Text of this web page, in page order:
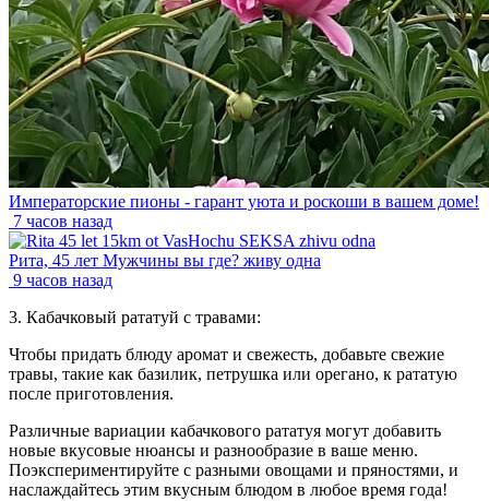
Императорские пионы - гарант уюта и роскоши в вашем доме!
7 часов назад
Рита, 45 лет Мужчины вы где? живу одна
9 часов назад
3. Кабачковый рататуй с травами:
Чтобы придать блюду аромат и свежесть, добавьте свежие
травы, такие как базилик, петрушка или орегано, к рататую
после приготовления.
Различные вариации кабачкового рататуя могут добавить
новые вкусовые нюансы и разнообразие в ваше меню.
Поэкспериментируйте с разными овощами и пряностями, и
наслаждайтесь этим вкусным блюдом в любое время года!